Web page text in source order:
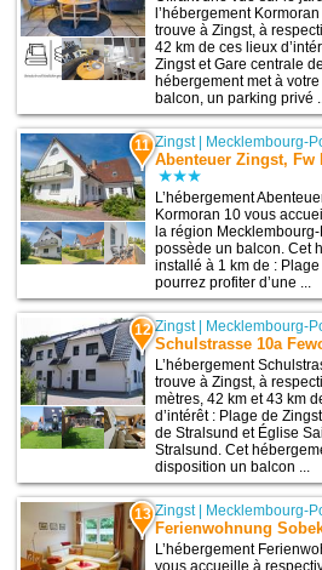
l’hébergement
trouve à Zingst, à
42 km de ces lieux
Zingst et Gare centrale
hébergement met à
balcon, un parking privé ...
11 Zingst| Mecklembourg-
Abenteuer Zingst, Fw
L’hébergement
Kormoran 10 vous
la région
possède un balcon. Cet
installé à 1 km de :
pourrez profiter d’une ...
12 Zingst| Mecklembourg-
Schulstrasse 10a
L’hébergement
trouve à Zingst, à
mètres, 42 km et 43 km
d’intérêt : Plage de
de Stralsund et Église
Stralsund. Cet
disposition un balcon ...
13 Zingst| Mecklembourg-
Ferienwohnung
L’hébergement
vous accueille à